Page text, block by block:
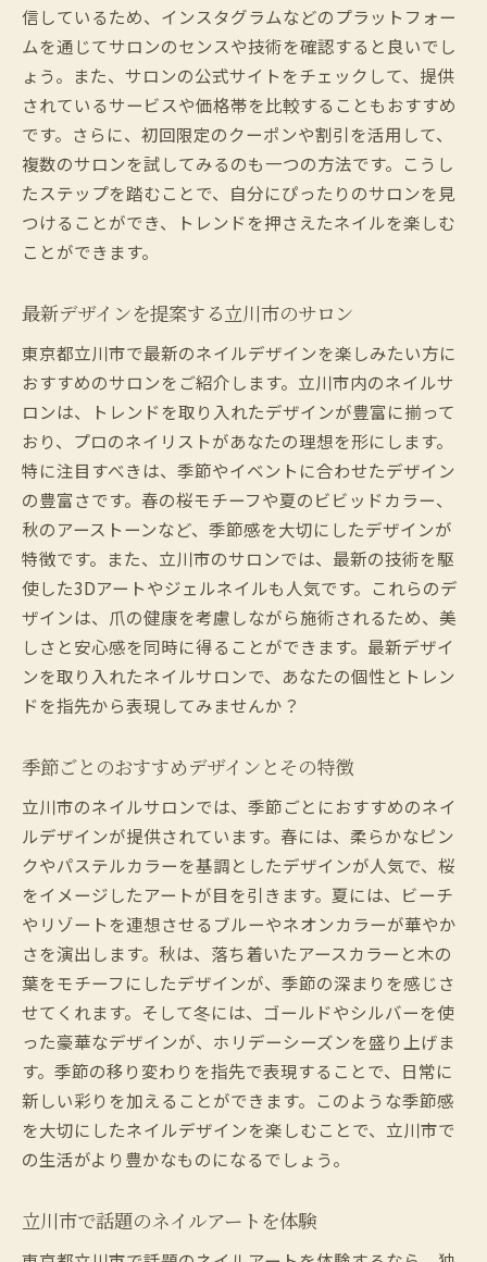
信しているため、インスタグラムなどのプラットフォー
ムを通じてサロンのセンスや技術を確認すると良いでし
ょう。また、サロンの公式サイトをチェックして、提供
されているサービスや価格帯を比較することもおすすめ
です。さらに、初回限定のクーポンや割引を活用して、
複数のサロンを試してみるのも一つの方法です。こうし
たステップを踏むことで、自分にぴったりのサロンを見
つけることができ、トレンドを押さえたネイルを楽しむ
ことができます。
最新デザインを提案する立川市のサロン
東京都立川市で最新のネイルデザインを楽しみたい方に
おすすめのサロンをご紹介します。立川市内のネイルサ
ロンは、トレンドを取り入れたデザインが豊富に揃って
おり、プロのネイリストがあなたの理想を形にします。
特に注目すべきは、季節やイベントに合わせたデザイン
の豊富さです。春の桜モチーフや夏のビビッドカラー、
秋のアーストーンなど、季節感を大切にしたデザインが
特徴です。また、立川市のサロンでは、最新の技術を駆
使した3Dアートやジェルネイルも人気です。これらのデ
ザインは、爪の健康を考慮しながら施術されるため、美
しさと安心感を同時に得ることができます。最新デザイ
ンを取り入れたネイルサロンで、あなたの個性とトレン
ドを指先から表現してみませんか？
季節ごとのおすすめデザインとその特徴
立川市のネイルサロンでは、季節ごとにおすすめのネイ
ルデザインが提供されています。春には、柔らかなピン
クやパステルカラーを基調としたデザインが人気で、桜
をイメージしたアートが目を引きます。夏には、ビーチ
やリゾートを連想させるブルーやネオンカラーが華やか
さを演出します。秋は、落ち着いたアースカラーと木の
葉をモチーフにしたデザインが、季節の深まりを感じさ
せてくれます。そして冬には、ゴールドやシルバーを使
った豪華なデザインが、ホリデーシーズンを盛り上げま
す。季節の移り変わりを指先で表現することで、日常に
新しい彩りを加えることができます。このような季節感
を大切にしたネイルデザインを楽しむことで、立川市で
の生活がより豊かなものになるでしょう。
立川市で話題のネイルアートを体験